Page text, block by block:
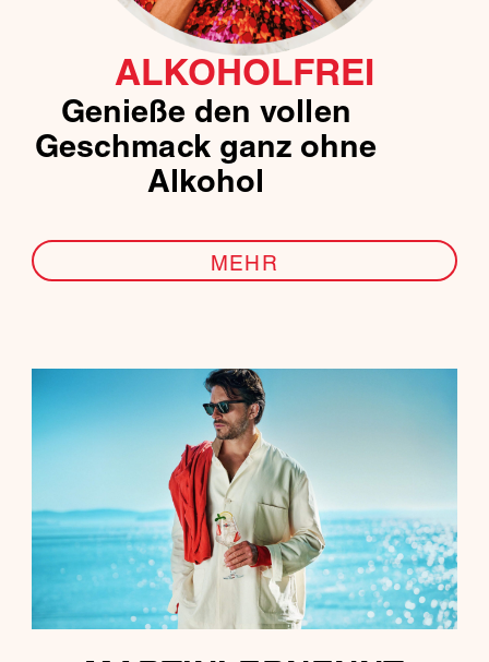
ALKOHOLFREI
Genieße den vollen
Geschmack ganz ohne
Alkohol
MEHR